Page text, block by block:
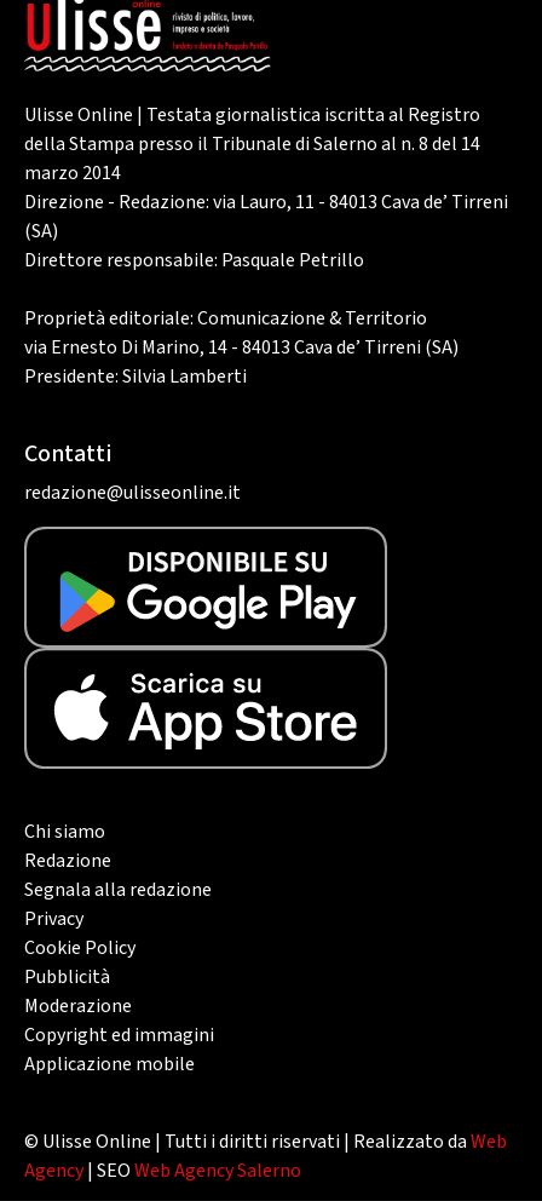
Ulisse Online | Testata giornalistica iscritta al Registro
della Stampa presso il Tribunale di Salerno al n. 8 del 14
marzo 2014
Direzione - Redazione: via Lauro, 11 - 84013 Cava de’ Tirreni
(SA)
Direttore responsabile: Pasquale Petrillo
Proprietà editoriale: Comunicazione & Territorio
via Ernesto Di Marino, 14 - 84013 Cava de’ Tirreni (SA)
Presidente: Silvia Lamberti
Contatti
redazione@ulisseonline.it
Chi siamo
Redazione
Segnala alla redazione
Privacy
Cookie Policy
Pubblicità
Moderazione
Copyright ed immagini
Applicazione mobile
© Ulisse Online | Tutti i diritti riservati | Realizzato daWeb
Agency| SEOWeb Agency Salerno